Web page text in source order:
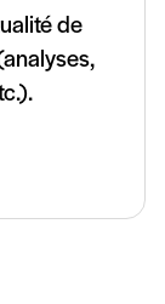
de